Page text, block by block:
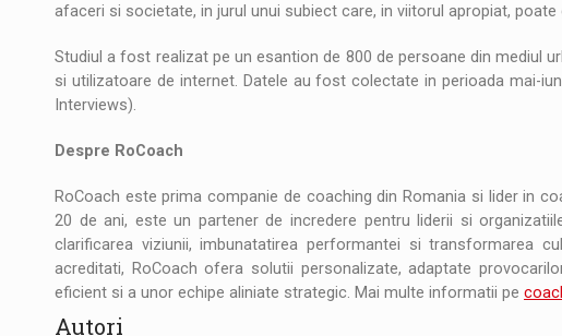
afaceri si societate, in jurul unui subiect care, in viitorul apropiat,
Studiul a fost realizat pe un esantion de 800 de persoane din mediul
si utilizatoare de internet. Datele au fost colectate in perioada mai-
Interviews).
Despre RoCoach
RoCoach este prima companie de coaching din Romania si lider in
20 de ani, este un partener de incredere pentru liderii si
clarificarea viziunii, imbunatatirea performantei si transformarea
acreditati, RoCoach ofera solutii personalizate, adaptate
eficient si a unor echipe aliniate strategic. Mai multe informatii pe
Autori